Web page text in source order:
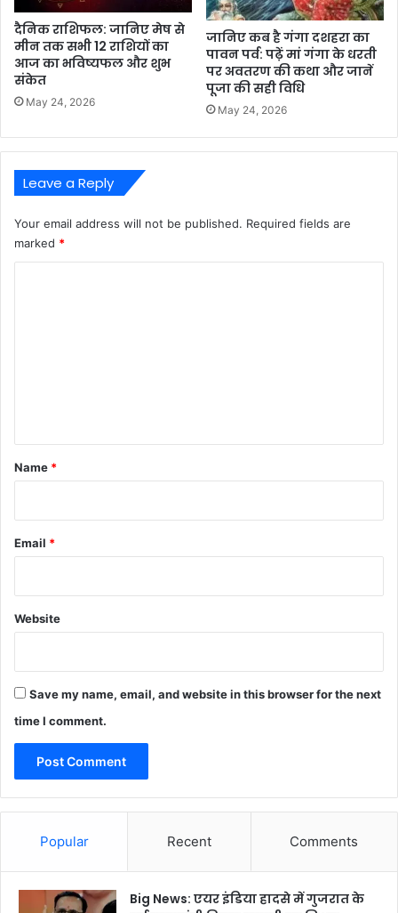
दैनिक राशिफल: जानिए मेष से
मीन तक सभी 12 राशियों का
आज का भविष्यफल और शुभ
संकेत
May 24, 2026
जानिए कब है गंगा दशहरा का
पावन पर्व: पढ़ें मां गंगा के धरती
पर अवतरण की कथा और जानें
पूजा की सही विधि
May 24, 2026
Leave a Reply
Your email address will not be published. Required fields are
marked *
*
Name *
Email *
Website
Save my name, email, and website in this browser for the next
time I comment.
Popular Recent Comments
Big News: एयर इंडिया हादसे में गुजरात के